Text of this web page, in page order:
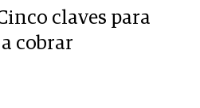
claves para
cobrar